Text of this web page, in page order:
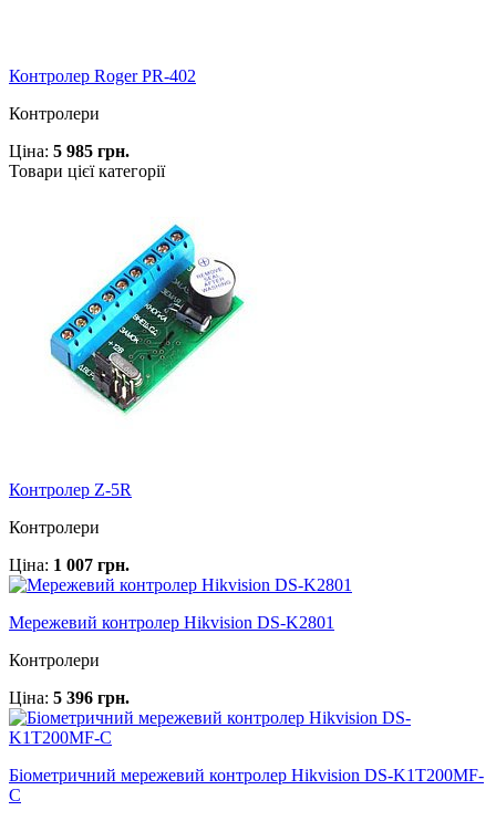
Контролер Roger PR-402
Контролери
Ціна: 5 985 грн.
Товари цієї категорії
Контролер Z-5R
Контролери
Ціна: 1 007 грн.
Мережевий контролер Hikvision DS-K2801
Контролери
Ціна: 5 396 грн.
Біометричний мережевий контролер Hikvision DS-K1T200MF-
C